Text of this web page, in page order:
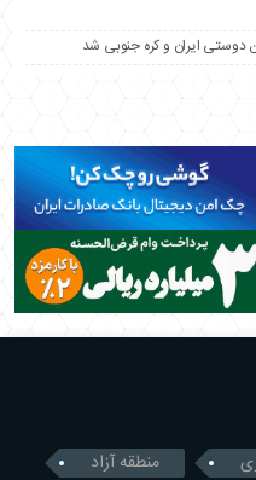
دوستی ایران و کره جنوبی شد
منطقه آزاد